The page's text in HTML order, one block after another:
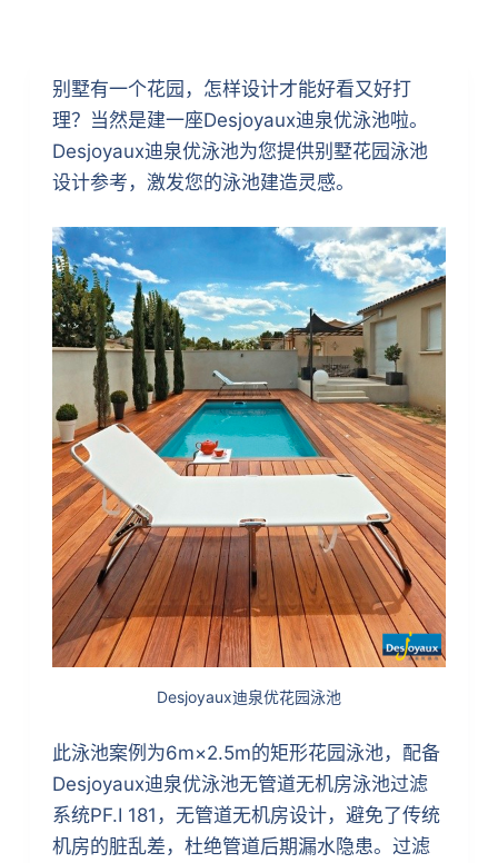
别墅有一个花园，怎样设计才能好看又好打
理？当然是建一座Desjoyaux迪泉优泳池啦。
Desjoyaux迪泉优泳池为您提供别墅花园泳池
设计参考，激发您的泳池建造灵感。
Desjoyaux迪泉优花园泳池
此泳池案例为6m×2.5m的矩形花园泳池，配备
Desjoyaux迪泉优泳池无管道无机房泳池过滤
系统PF.I 181，无管道无机房设计，避免了传统
机房的脏乱差，杜绝管道后期漏水隐患。过滤